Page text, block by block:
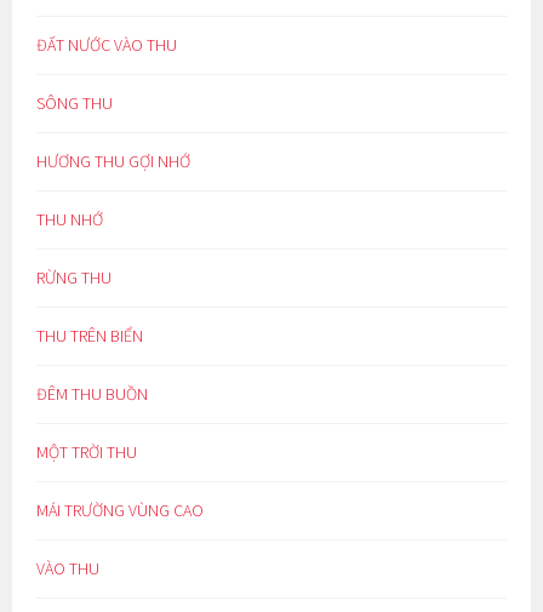
ĐẤT NƯỚC VÀO THU
SÔNG THU
HƯƠNG THU GỢI NHỚ
THU NHỚ
RỪNG THU
THU TRÊN BIỂN
ĐÊM THU BUỒN
MỘT TRỜI THU
MÁI TRƯỜNG VÙNG CAO
VÀO THU